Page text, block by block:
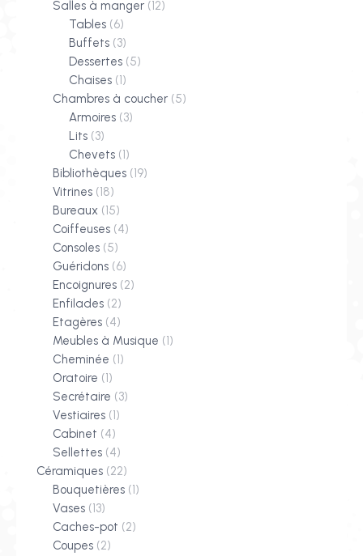
Salles à manger (12)
Tables (6)
Buffets (3)
Dessertes (5)
Chaises (1)
Chambres à coucher (5)
Armoires (3)
Lits (3)
Chevets (1)
Bibliothèques (19)
Vitrines (18)
Bureaux (15)
Coiffeuses (4)
Consoles (5)
Guéridons (6)
Encoignures (2)
Enfilades (2)
Etagères (4)
Meubles à Musique (1)
Cheminée (1)
Oratoire (1)
Secrétaire (3)
Vestiaires (1)
Cabinet (4)
Sellettes (4)
Céramiques (22)
Bouquetières (1)
Vases (13)
Caches-pot (2)
Coupes (2)